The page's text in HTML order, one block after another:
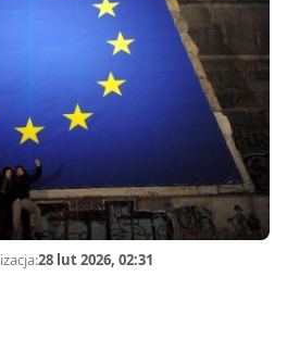
28 lut 2026, 02:31